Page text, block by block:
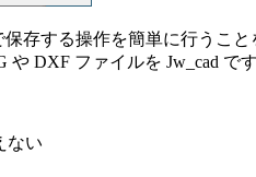
存する操作を簡単に行うこ
DXF ファイルを Jw_cad で
ない